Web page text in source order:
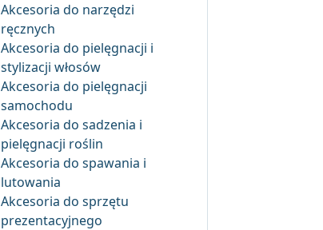
Akcesoria do narzędzi
ręcznych
Akcesoria do pielęgnacji i
stylizacji włosów
Akcesoria do pielęgnacji
samochodu
Akcesoria do sadzenia i
pielęgnacji roślin
Akcesoria do spawania i
lutowania
Akcesoria do sprzętu
prezentacyjnego